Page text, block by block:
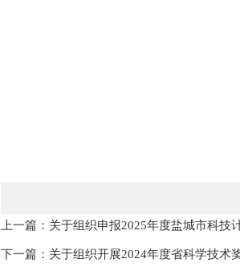
上一篇：关于组织申报2025年度盐城市科
下一篇：关于组织开展2024年度省科学技术